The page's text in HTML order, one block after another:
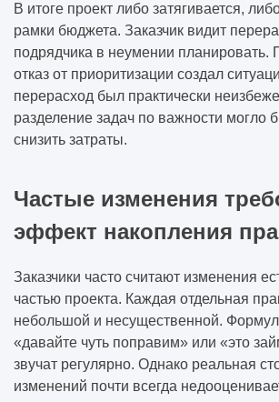
В итоге проект либо затягивается,
рамки бюджета. Заказчик видит
подрядчика в неумении планировать.
отказ от приоритизации создал
перерасход был практически
разделение задач по важности могло
снизить затраты.
Частые изменения
эффект накопления
Заказчики часто считают изменения
частью проекта. Каждая отдельная
небольшой и несущественной.
«давайте чуть поправим» или «это
звучат регулярно. Однако реальная
изменений почти всегда